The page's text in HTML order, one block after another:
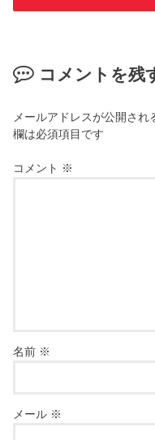
コメントを残
メールアドレスが公開され
欄は必須項目です
コメント ※
名前 ※
メール ※